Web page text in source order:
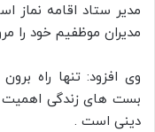
مدیر ستاد اقامه نماز
مدیران موظفیم خود را
وی افزود: تنها راه
بست های زندگی اهمیت
دینی است .